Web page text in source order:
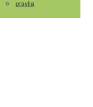
pravila